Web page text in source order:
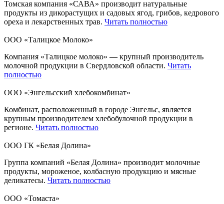
Томская компания «САВА» производит натуральные
продукты из дикорастущих и садовых ягод, грибов, кедрового
ореха и лекарственных трав. Читать полностью
ООО «Талицкое Молоко»
Компания «Талицкое молоко» — крупный производитель
молочной продукции в Свердловской области. Читать
полностью
ООО «Энгельсский хлебокомбинат»
Комбинат, расположенный в городе Энгельс, является
крупным производителем хлебобулочной продукции в
регионе. Читать полностью
ООО ГК «Белая Долина»
Группа компаний «Белая Долина» производит молочные
продукты, мороженое, колбасную продукцию и мясные
деликатесы. Читать полностью
ООО «Томаста»